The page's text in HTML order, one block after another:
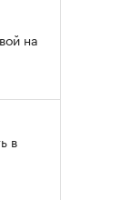
на
в